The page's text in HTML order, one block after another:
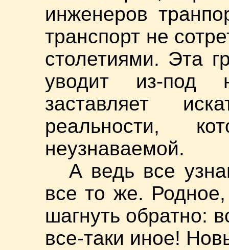
инженеров
транспорт не
столетиями. Эта
уводит из-
заставляет
реальности,
неузнаваемой.
А ведь все
все то же.
шагнуть обратно:
все-таки иное!